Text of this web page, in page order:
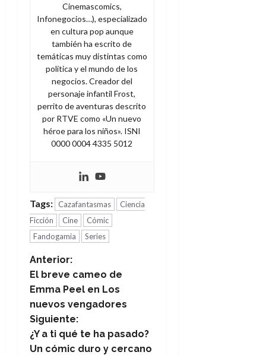
Cinemascomics,
Infonegocios…), especializado
en cultura pop aunque
también ha escrito de
temáticas muy distintas como
política y el mundo de los
negocios. Creador del
personaje infantil Frost,
perrito de aventuras descrito
por RTVE como «Un nuevo
héroe para los niños». ISNI
0000 0004 4335 5012
Tags: Cazafantasmas
Ciencia
Ficción
Cine
Cómic
Fandogamia
Series
N
a
v
e
Anterior:
El breve cameo de
Emma Peel en Los
nuevos vengadores
Siguiente:
¿Y a ti qué te ha pasado?
Un cómic duro y cercano